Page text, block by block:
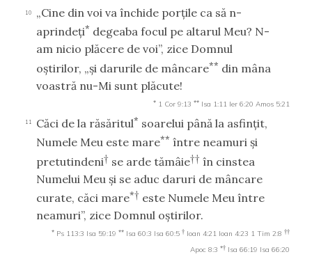
10
„Cine din voi va închide porţile ca să n-
aprindeţi* degeaba focul pe altarul Meu? N-
am nicio plăcere de voi”, zice Domnul
oştirilor, „şi darurile de mâncare** din mâna
voastră nu-Mi sunt plăcute!
* 1 Cor 9:13 ** Isa 1:11 Ier 6:20 Amos 5:21
11 Căci de la răsăritul* soarelui până la asfinţit,
Numele Meu este mare** între neamuri şi
pretutindeni† se arde tămâie†† în cinstea
Numelui Meu şi se aduc daruri de mâncare
curate, căci mare*† este Numele Meu între
neamuri”, zice Domnul oştirilor.
* Ps 113:3 Isa 59:19 ** Isa 60:3 Isa 60:5 † Ioan 4:21 Ioan 4:23 1 Tim 2:8 ††
Apoc 8:3 *† Isa 66:19 Isa 66:20